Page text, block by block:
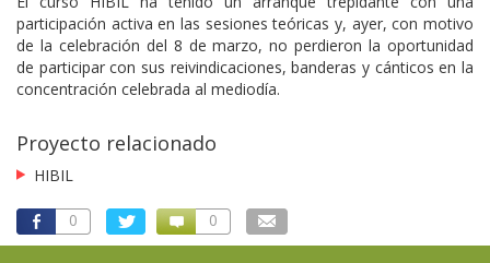
participación activa en las sesiones teóricas y, ayer, con motivo
de la celebración del 8 de marzo, no perdieron la oportunidad
de participar con sus reivindicaciones, banderas y cánticos en la
concentración celebrada al mediodía.
Proyecto relacionado
HIBIL
0 0